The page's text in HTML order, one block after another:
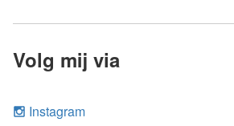
Volg mij via
Instagram